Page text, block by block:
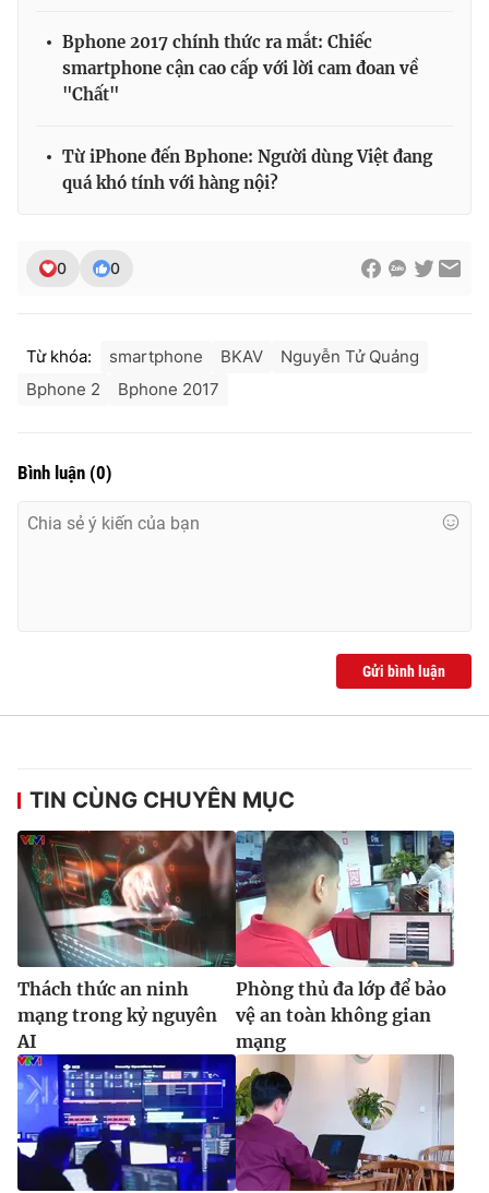
Bphone 2017 chính thức ra mắt: Chiếc
smartphone cận cao cấp với lời cam đoan về
"Chất"
Từ iPhone đến Bphone: Người dùng Việt đang
quá khó tính với hàng nội?
0 0
Từ khóa: smartphone BKAV
Nguyễn Tử Quảng
Bphone 2
Bphone 2017
Bình luận (0)
Gửi bình luận
TIN CÙNG CHUYÊN MỤC
Thách thức an ninh
mạng trong kỷ nguyên
AI
Phòng thủ đa lớp để bảo
vệ an toàn không gian
mạng